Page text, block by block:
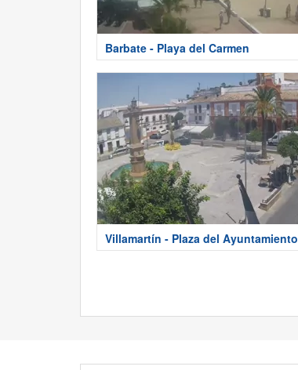
Barbate - Playa del Carmen
Villamartín - Plaza del Ayuntamiento